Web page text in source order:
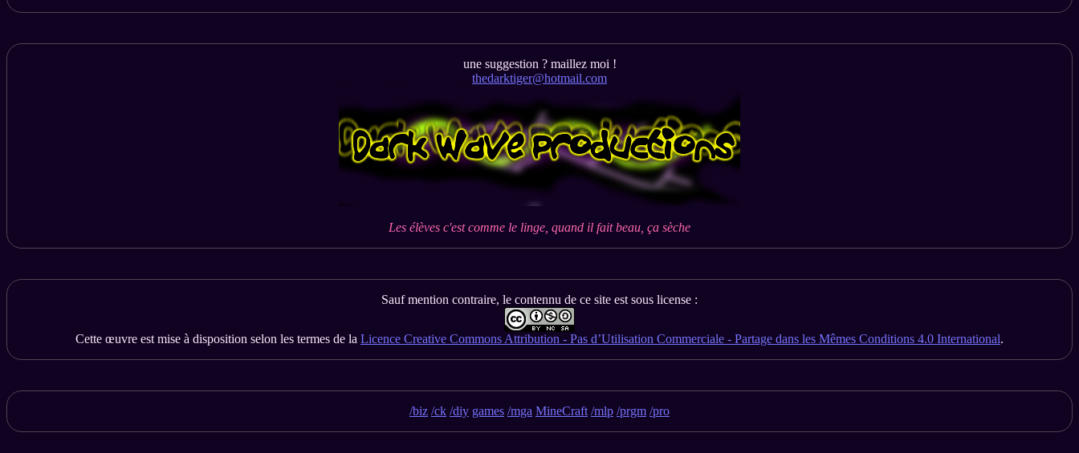
une suggestion ? maillez moi !
thedarktiger@hotmail.com
Les élèves c'est comme le linge, quand il fait beau, ça sèche
Sauf mention contraire, le contennu de ce site est sous license :
Cette œuvre est mise à disposition selon les termes de la Licence Creative Commons Attribution - Pas d’Utilisation Commerciale - Partage dans les Mêmes Conditions 4.0 International.
/biz /ck /diy games /mga MineCraft /mlp /prgm /pro